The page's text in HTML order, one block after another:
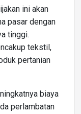
ini akan
pasar dengan
tinggi.
tekstil,
pertanian
biaya
perlambatan